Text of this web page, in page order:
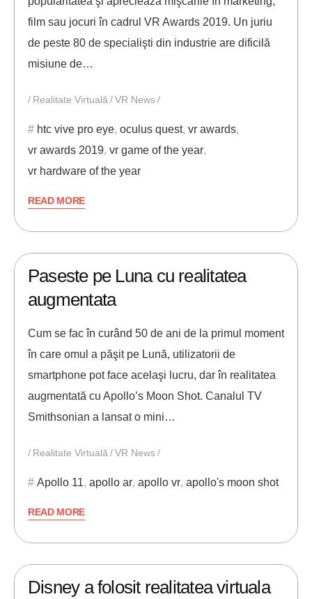
film sau jocuri în cadrul VR Awards 2019. Un juriu
de peste 80 de specialişti din industrie are dificilă
misiune de…
Realitate Virtuală VR News
htc vive pro eye, oculus quest, vr awards,
vr awards 2019, vr game of the year,
vr hardware of the year
READ MORE
Paseste pe Luna cu realitatea
augmentata
Cum se fac în curând 50 de ani de la primul moment
în care omul a păşit pe Lună, utilizatorii de
smartphone pot face acelaşi lucru, dar în realitatea
augmentată cu Apollo’s Moon Shot. Canalul TV
Smithsonian a lansat o mini…
Realitate Virtuală VR News
Apollo 11, apollo ar, apollo vr, apollo's moon shot
READ MORE
Disney a folosit realitatea virtuala